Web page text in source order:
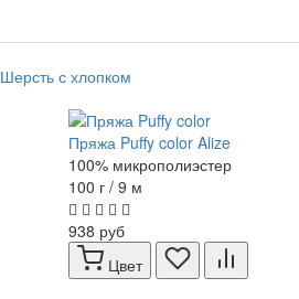
Шерсть с хлопком
Пряжа Puffy color Alize
100% микрополиэстер
100 г / 9 м
938 руб
Цвет